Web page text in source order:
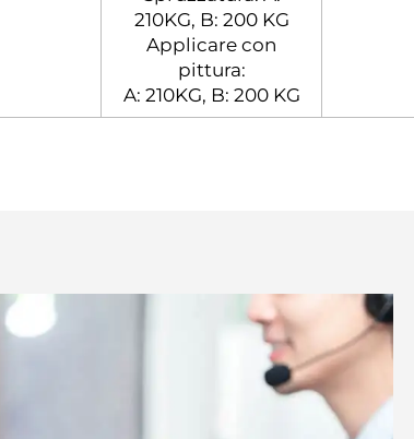
210KG, B: 200 KG
Applicare con
pittura:
A: 210KG, B: 200 KG